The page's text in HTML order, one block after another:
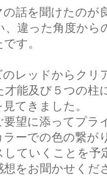
話を聞けたのが
違った角度から
す。
レッドからクリ
能及び５つの柱
てきました。
望に添ってプラ
ーでの色の繋が
ていくことを予
想をお聞かせくだ